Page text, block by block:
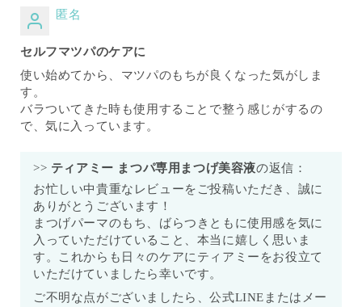
匿名
セルフマツパのケアに
使い始めてから、マツパのもちが良くなった気がしま
す。
バラついてきた時も使用することで整う感じがするの
で、気に入っています。
>> ティアミー まつパ専用まつげ美容液の返信：
お忙しい中貴重なレビューをご投稿いただき、誠に
ありがとうございます！
まつげパーマのもち、ばらつきともに使用感を気に
入っていただけていること、本当に嬉しく思いま
す。これからも日々のケアにティアミーをお役立て
いただけていましたら幸いです。
ご不明な点がございましたら、公式LINEまたはメー